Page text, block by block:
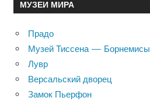
МУЗЕИ МИРА
Прадо
Музей Тиссена — Борнемисы
Лувр
Версальский дворец
Замок Пьерфон